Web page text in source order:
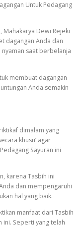
Untuk Pedagang
Mahakarya Dewi Rejeki
dagangan Anda dan
saat berbelanja
membuat dagangan
Anda semakin
dimalam yang
khusu’ agar
Sayuran ini
karena Tasbih ini
dan mempengaruhi
hal yang baik.
manfaat dari Tasbih
ini. Seperti yang telah